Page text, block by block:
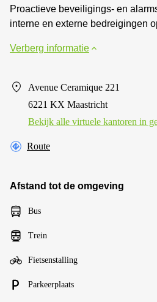
Proactieve beveiligings- en
interne en externe bedreigingen
Verberg informatie
Avenue Ceramique 221
6221 KX Maastricht
Bekijk alle virtuele kantoren in
Route
Afstand tot de omgeving
Bus
Trein
Fietsenstalling
Parkeerplaats